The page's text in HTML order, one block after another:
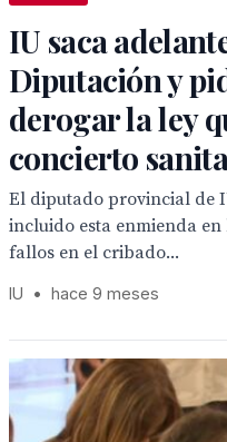
IU saca
Diputación y
derogar la ley
concierto
El diputado provincial de
incluido esta enmienda
fallos en el cribado...
IU • hace 9 meses